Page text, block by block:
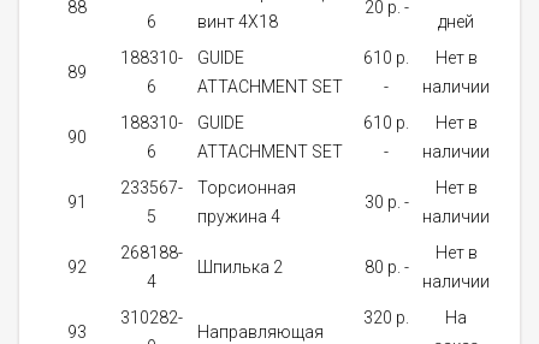
88
6
винт 4X18
20 p. -
дней
89
188310-
6
GUIDE
ATTACHMENT SET
610 p.
-
Нет в
наличии
90
188310-
6
GUIDE
ATTACHMENT SET
610 p.
-
Нет в
наличии
91
233567-
5
Торсионная
пружина 4
30 p. -
Нет в
наличии
92
268188-
4
Шпилька 2 80 p. -
Нет в
наличии
93
310282-
Направляющая
320 p.
На